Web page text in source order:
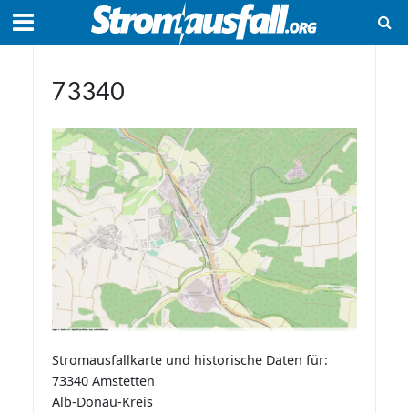
73340
Stromausfallkarte und historische Daten für:
73340 Amstetten
Alb-Donau-Kreis